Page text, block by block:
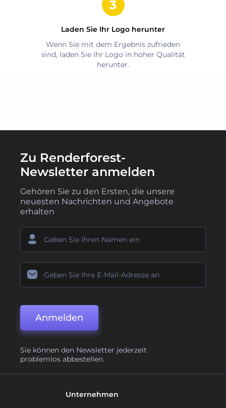
Laden Sie Ihr Logo herunter
Wenn Sie mit dem Ergebnis zufrieden
sind, laden Sie Ihr Logo in hoher Qualität
herunter.
Zu Renderforest-
Newsletter anmelden
Gehören Sie zu den Ersten, die unsere
neuesten Nachrichten und Angebote
erhalten
Anmelden
Sie können den Newsletter jederzeit
problemlos abbestellen.
Unternehmen